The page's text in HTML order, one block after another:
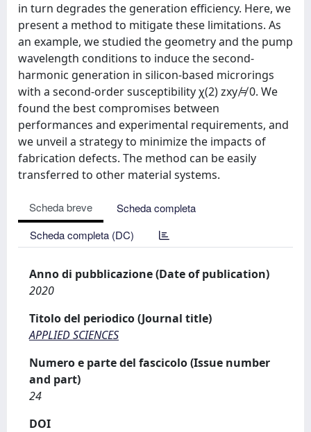
in turn degrades the generation efficiency. Here, we
present a method to mitigate these limitations. As
an example, we studied the geometry and the pump
wavelength conditions to induce the second-
harmonic generation in silicon-based microrings
with a second-order susceptibility χ(2) zxy ̸≠ 0. We
found the best compromises between
performances and experimental requirements, and
we unveil a strategy to minimize the impacts of
fabrication defects. The method can be easily
transferred to other material systems.
Scheda breve
Scheda completa
Scheda completa (DC)
Anno di pubblicazione (Date of publication)
2020
Titolo del periodico (Journal title)
APPLIED SCIENCES
Numero e parte del fascicolo (Issue number
and part)
24
DOI